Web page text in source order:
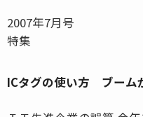
2007年7月号
特集
ICタグの使い方 ブーム